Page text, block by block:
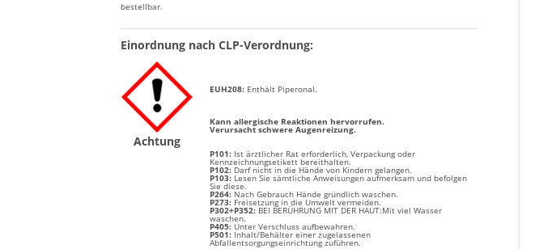
bestellbar.
Einordnung nach CLP-Verordnung:
Achtung
EUH208: Enthält Piperonal.
Kann allergische Reaktionen hervorrufen.
Verursacht schwere Augenreizung.
P101: Ist ärztlicher Rat erforderlich, Verpackung oder
Kennzeichnungsetikett bereithalten.
P102: Darf nicht in die Hände von Kindern gelangen.
P103: Lesen Sie sämtliche Anweisungen aufmerksam und befolgen
Sie diese.
P264: Nach Gebrauch Hände gründlich waschen.
P273: Freisetzung in die Umwelt vermeiden.
P302+P352: BEI BERÜHRUNG MIT DER HAUT:Mit viel Wasser
waschen.
P405: Unter Verschluss aufbewahren.
P501: Inhalt/Behälter einer zugelassenen
Abfallentsorgungseinrichtung zuführen.